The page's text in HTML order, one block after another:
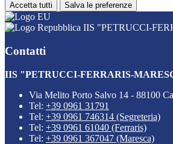
Accetta tutti Salva le preferenze
IIS "PETRUCCI-
Contatti
IIS "PETRUCCI-FERRARIS-
Via Melito Porto Salvo 14 - 88100
Tel: +39 0961 31791
Tel: +39 0961 746314 (Segreteria)
Tel: +39 0961 61040 (Ferraris)
Tel: +39 0961 367047 (Maresca)